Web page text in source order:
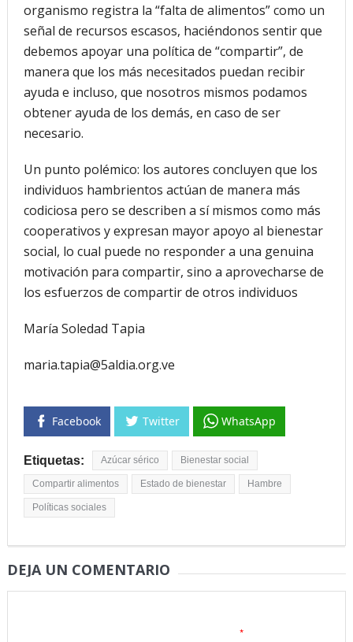
organismo registra la “falta de alimentos” como un
señal de recursos escasos, haciéndonos sentir que
debemos apoyar una política de “compartir”, de
manera que los más necesitados puedan recibir
ayuda e incluso, que nosotros mismos podamos
obtener ayuda de los demás, en caso de ser
necesario.
Un punto polémico: los autores concluyen que los
individuos hambrientos actúan de manera más
codiciosa pero se describen a sí mismos como más
cooperativos y expresan mayor apoyo al bienestar
social, lo cual puede no responder a una genuina
motivación para compartir, sino a aprovecharse de
los esfuerzos de compartir de otros individuos
María Soledad Tapia
maria.tapia@5aldia.org.ve
Facebook Twitter WhatsApp
Etiquetas: Azúcar sérico Bienestar social
Compartir alimentos Estado de bienestar Hambre
Políticas sociales
DEJA UN COMENTARIO
*